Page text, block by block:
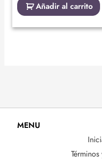
Añadir al carrito
MENU